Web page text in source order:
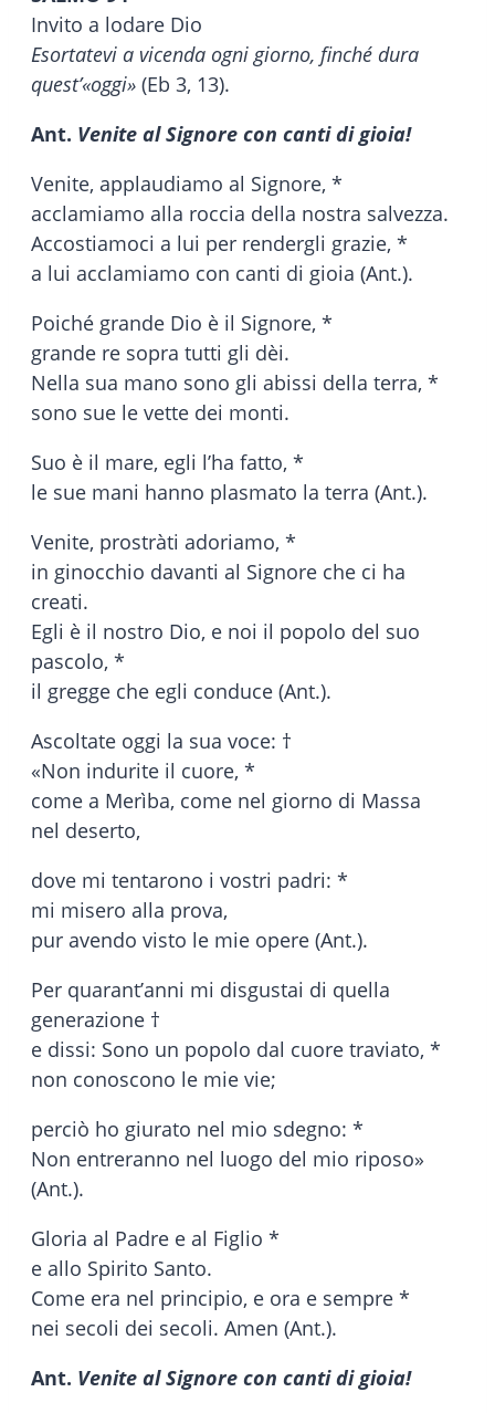
Invito a lodare Dio
Esortatevi a vicenda ogni giorno, finché dura
quest’«oggi» (Eb 3, 13).
Ant. Venite al Signore con canti di gioia!
Venite, applaudiamo al Signore, *
acclamiamo alla roccia della nostra salvezza.
Accostiamoci a lui per rendergli grazie, *
a lui acclamiamo con canti di gioia (Ant.).
Poiché grande Dio è il Signore, *
grande re sopra tutti gli dèi.
Nella sua mano sono gli abissi della terra, *
sono sue le vette dei monti.
Suo è il mare, egli l’ha fatto, *
le sue mani hanno plasmato la terra (Ant.).
Venite, prostràti adoriamo, *
in ginocchio davanti al Signore che ci ha
creati.
Egli è il nostro Dio, e noi il popolo del suo
pascolo, *
il gregge che egli conduce (Ant.).
Ascoltate oggi la sua voce: †
«Non indurite il cuore, *
come a Merìba, come nel giorno di Massa
nel deserto,
dove mi tentarono i vostri padri: *
mi misero alla prova,
pur avendo visto le mie opere (Ant.).
Per quarant’anni mi disgustai di quella
generazione †
e dissi: Sono un popolo dal cuore traviato, *
non conoscono le mie vie;
perciò ho giurato nel mio sdegno: *
Non entreranno nel luogo del mio riposo»
(Ant.).
Gloria al Padre e al Figlio *
e allo Spirito Santo.
Come era nel principio, e ora e sempre *
nei secoli dei secoli. Amen (Ant.).
Ant. Venite al Signore con canti di gioia!